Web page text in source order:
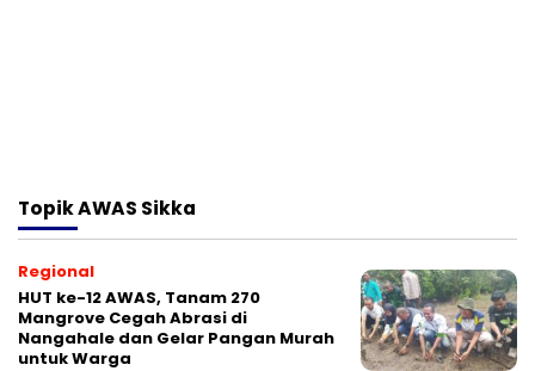
TopikAWAS Sikka
Regional
HUT ke-12 AWAS, Tanam 270
Mangrove Cegah Abrasi di
Nangahale dan Gelar Pangan Murah
untuk Warga